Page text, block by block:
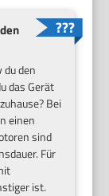
den
das Gerät
Bei
einen
sind
Für
ist.